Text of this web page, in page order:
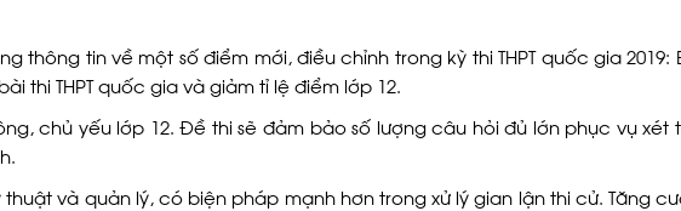
tin về một số điểm mới, điều chỉnh trong kỳ thi THPT quốc gia 2019:
thi THPT quốc gia và giảm tỉ lệ điểm lớp 12.
chủ yếu lớp 12. Đề thi sẽ đảm bảo số lượng câu hỏi đủ lớn phục vụ xét
và quản lý, có biện pháp mạnh hơn trong xử lý gian lận thi cử. Tăng